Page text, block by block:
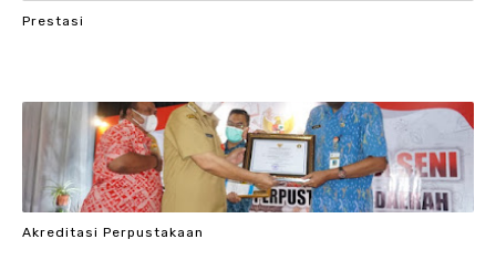
Prestasi
Akreditasi Perpustakaan